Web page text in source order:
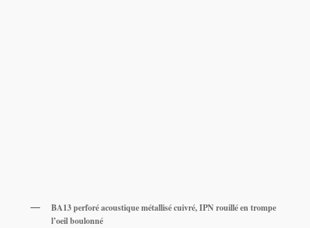
BA13 perforé acoustique métallisé cuivré, IPN rouillé en trompe
l’oeil boulonné